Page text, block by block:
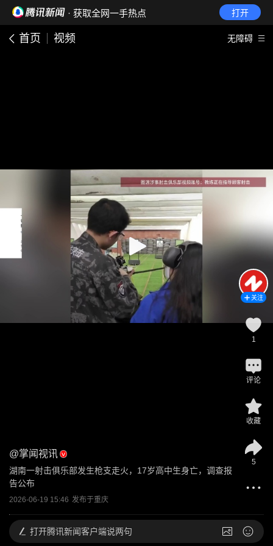
· 获取全网一手热点 打开
首页 视频 无障碍
@掌闻视讯
湖南一射击俱乐部发生枪支走火，17岁高中生身亡，调查报
告公布
2026-06-19 15:46 发布于重庆
关注
1
评论
收藏
5
打开腾讯新闻客户端说两句